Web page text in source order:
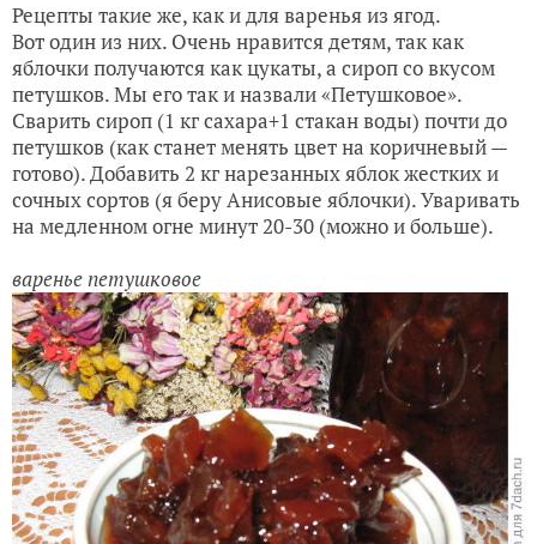
Рецепты такие же, как и для варенья из ягод.
Вот один из них. Очень нравится детям, так как
яблочки получаются как цукаты, а сироп со вкусом
петушков. Мы его так и назвали «Петушковое».
Сварить сироп (1 кг сахара+1 стакан воды) почти до
петушков (как станет менять цвет на коричневый —
готово). Добавить 2 кг нарезанных яблок жестких и
сочных сортов (я беру Анисовые яблочки). Уваривать
на медленном огне минут 20-30 (можно и больше).
варенье петушковое